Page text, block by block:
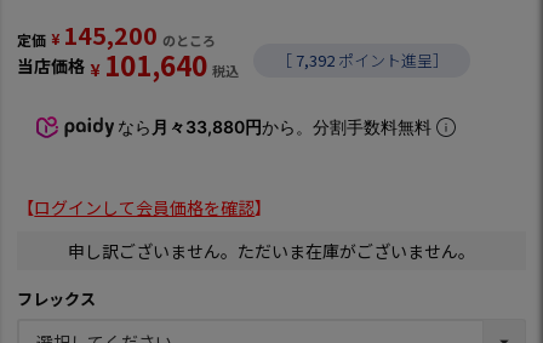
定価 ¥ 145,200 のところ
当店価格 ¥ 101,640 税込 ［ 7,392 ポイント進呈］
なら 月々33,880円から。分割手数料無料
【ログインして会員価格を確認】
申し訳ございません。ただいま在庫がございません。
フレックス